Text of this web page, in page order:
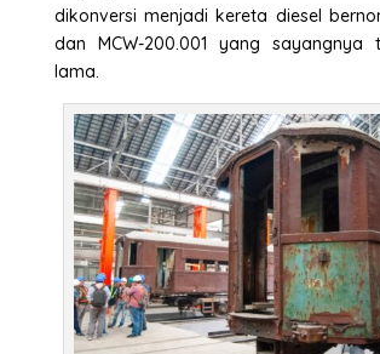
dikonversi menjadi kereta diesel
dan MCW-200.001 yang sayangnya
lama.